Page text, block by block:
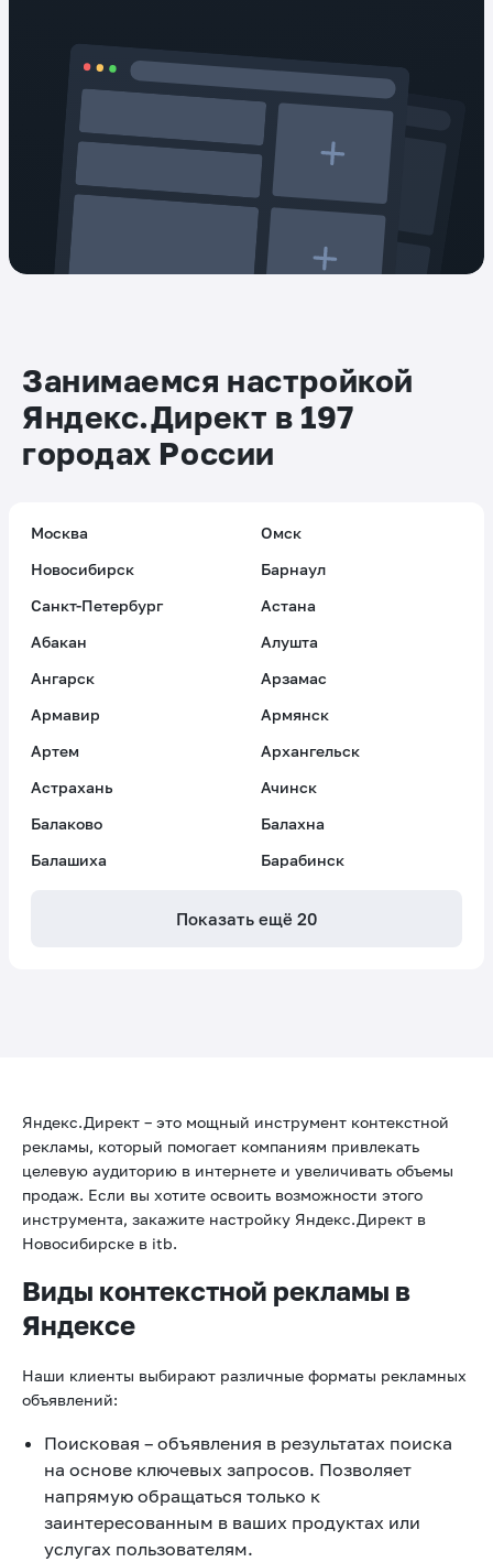
Занимаемся настройкой
Яндекс.Директ в 197
городах России
Москва
Омск
Новосибирск
Барнаул
Санкт-Петербург
Астана
Абакан
Алушта
Ангарск
Арзамас
Армавир
Армянск
Артем
Архангельск
Астрахань
Ачинск
Балаково
Балахна
Балашиха
Барабинск
Показать ещё 20
Яндекс.Директ – это мощный инструмент контекстной
рекламы, который помогает компаниям привлекать
целевую аудиторию в интернете и увеличивать объемы
продаж. Если вы хотите освоить возможности этого
инструмента, закажите настройку Яндекс.Директ в
Новосибирске в itb.
Виды контекстной рекламы в
Яндексе
Наши клиенты выбирают различные форматы рекламных
объявлений:
Поисковая – объявления в результатах поиска
на основе ключевых запросов. Позволяет
напрямую обращаться только к
заинтересованным в ваших продуктах или
услугах пользователям.